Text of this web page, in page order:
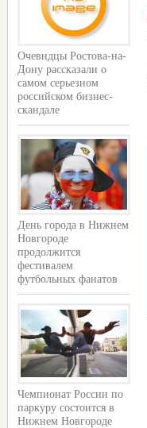
Очевидцы Ростова-на-
Дону рассказали о
самом серьезном
российском бизнес-
скандале
День города в Нижнем
Новгороде
продолжится
фестивалем
футбольных фанатов
Чемпионат России по
паркуру состоится в
Нижнем Новгороде